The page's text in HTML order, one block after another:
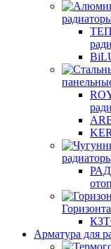
Арматура для